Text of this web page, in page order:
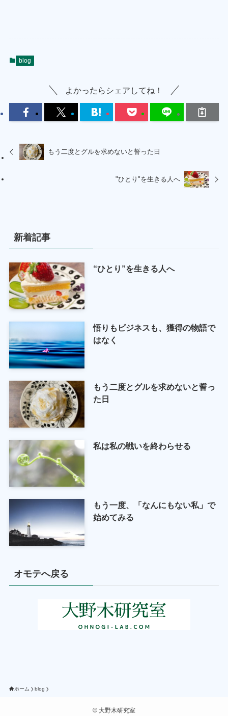
blog
よかったらシェアしてね！
もう二度とグルを求めないと誓った日
"ひとり"を生きる人へ
新着記事
“ひとり”を生きる人へ
悟りもビジネスも、獲得の物語で
はなく
もう二度とグルを求めないと誓っ
た日
私は私の戦いを終わらせる
もう一度、「なんにもない私」で
始めてみる
オモテへ戻る
ホーム blog
© 大野木研究室